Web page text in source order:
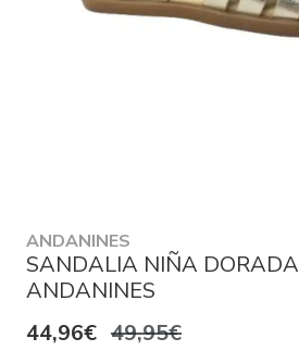
ANDANINES
SANDALIA NIÑA DORADA
ANDANINES
44,96€ 49,95€